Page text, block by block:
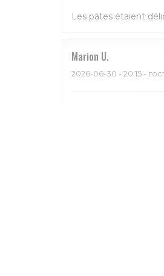
Les pâtes étaient
Marion U
2026-06-30 - 20:15 -